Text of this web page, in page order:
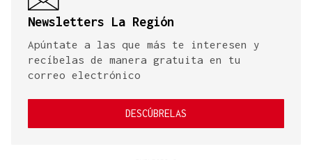
Newsletters La Región
Apúntate a las que más te interesen y
recíbelas de manera gratuita en tu
correo electrónico
DESCÚBRELAS